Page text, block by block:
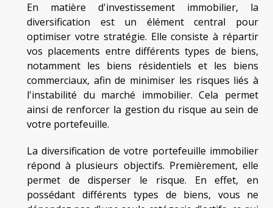
En matière d'investissement immobilier, la
diversification est un élément central pour
optimiser votre stratégie. Elle consiste à répartir
vos placements entre différents types de biens,
notamment les biens résidentiels et les biens
commerciaux, afin de minimiser les risques liés à
l'instabilité du marché immobilier. Cela permet
ainsi de renforcer la gestion du risque au sein de
votre portefeuille.
La diversification de votre portefeuille immobilier
répond à plusieurs objectifs. Premièrement, elle
permet de disperser le risque. En effet, en
possédant différents types de biens, vous ne